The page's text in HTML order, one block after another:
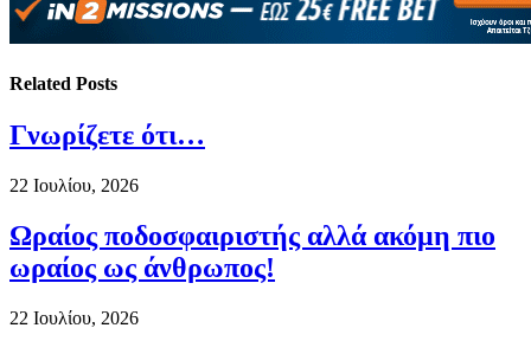
Related Posts
Γνωρίζετε ότι…
22 Ιουλίου, 2026
Ωραίος ποδοσφαιριστής αλλά ακόμη πιο
ωραίος ως άνθρωπος!
22 Ιουλίου, 2026